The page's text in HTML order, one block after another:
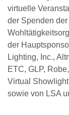
virtuelle
der Spenden
der
Lighting, Inc.,
ETC, GLP,
Virtual
sowie von LSA